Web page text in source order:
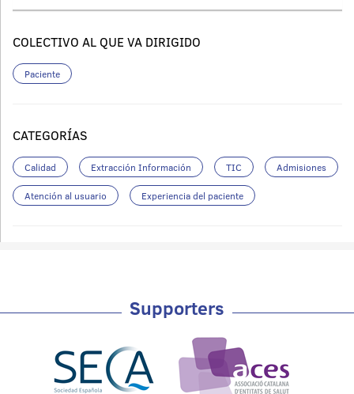
COLECTIVO AL QUE VA DIRIGIDO
Paciente
CATEGORÍAS
Calidad Extracción Información TIC Admisiones
Atención al usuario Experiencia del paciente
Supporters